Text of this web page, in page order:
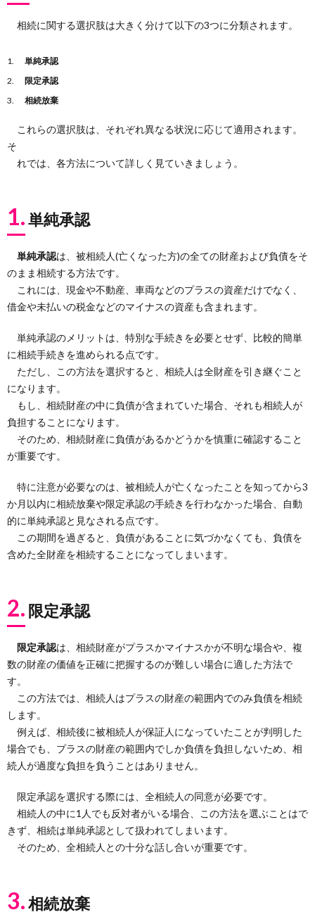
相続に関する選択肢は大きく分けて以下の3つに分類されます。
単純承認
限定承認
相続放棄
これらの選択肢は、それぞれ異なる状況に応じて適用されます。
そ
れでは、各方法について詳しく見ていきましょう。
1.単純承認
単純承認は、被相続人(亡くなった方)の全ての財産および負債をそ
のまま相続する方法です。
これには、現金や不動産、車両などのプラスの資産だけでなく、
借金や未払いの税金などのマイナスの資産も含まれます。
単純承認のメリットは、特別な手続きを必要とせず、比較的簡単
に相続手続きを進められる点です。
ただし、この方法を選択すると、相続人は全財産を引き継ぐこと
になります。
もし、相続財産の中に負債が含まれていた場合、それも相続人が
負担することになります。
そのため、相続財産に負債があるかどうかを慎重に確認すること
が重要です。
特に注意が必要なのは、被相続人が亡くなったことを知ってから3
か月以内に相続放棄や限定承認の手続きを行わなかった場合、自動
的に単純承認と見なされる点です。
この期間を過ぎると、負債があることに気づかなくても、負債を
含めた全財産を相続することになってしまいます。
2. 限定承認
限定承認は、相続財産がプラスかマイナスかが不明な場合や、複
数の財産の価値を正確に把握するのが難しい場合に適した方法で
す。
この方法では、相続人はプラスの財産の範囲内でのみ負債を相続
します。
例えば、相続後に被相続人が保証人になっていたことが判明した
場合でも、プラスの財産の範囲内でしか負債を負担しないため、相
続人が過度な負担を負うことはありません。
限定承認を選択する際には、全相続人の同意が必要です。
相続人の中に1人でも反対者がいる場合、この方法を選ぶことはで
きず、相続は単純承認として扱われてしまいます。
そのため、全相続人との十分な話し合いが重要です。
3.相続放棄